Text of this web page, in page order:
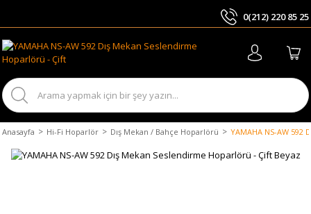
0(212) 220 85 25
Anasayfa Hi-Fi Hoparlör Dış Mekan / Bahçe Hoparlörü YAMAHA NS-AW